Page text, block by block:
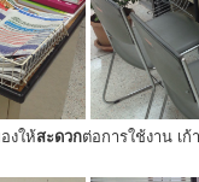
งให้สะดวกต่อการใช้งาน เก้